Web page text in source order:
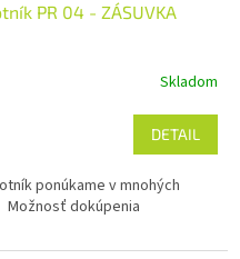
PR 04 - ZÁSUVKA
Skladom
DETAIL
ponúkame v mnohých
dokúpenia